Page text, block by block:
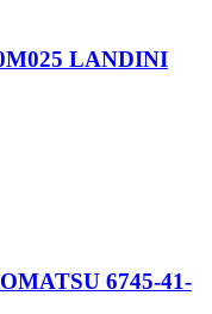
LANDINI
6745-41-